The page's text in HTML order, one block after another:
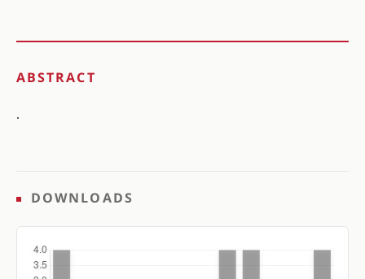
ABSTRACT
.
DOWNLOADS